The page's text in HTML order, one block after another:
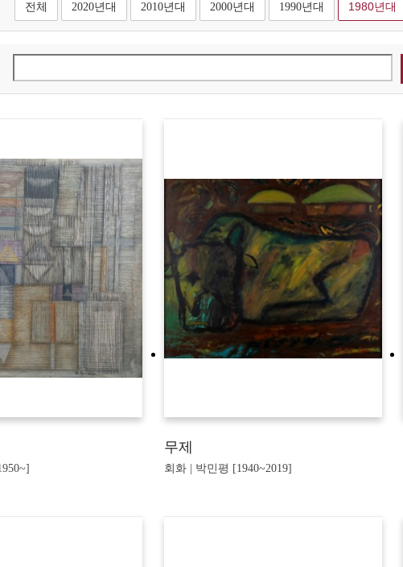
전체 2020년대 2010년대 2000년대 1990년대 1980년대
무제
회화 | 박민평 [1940~2019]